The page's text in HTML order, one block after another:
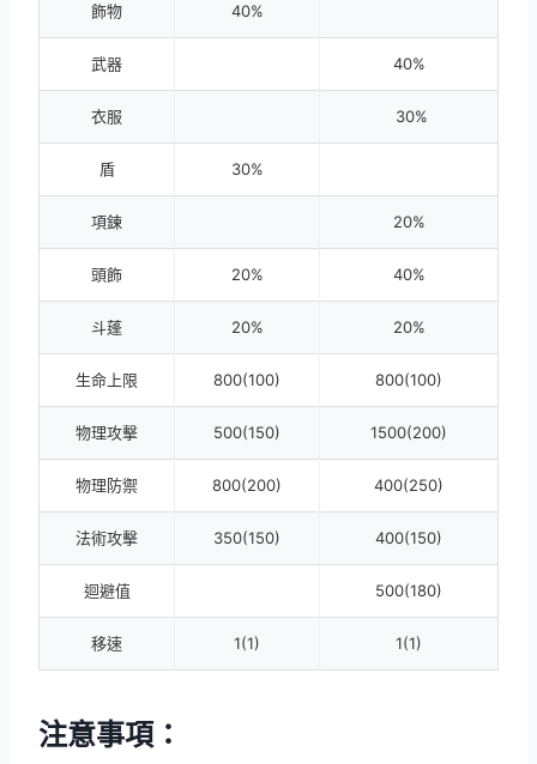
飾物 40%
武器 40%
衣服 30%
盾 30%
項鍊 20%
頭飾 20% 40%
斗蓬 20% 20%
生命上限 800(100) 800(100)
物理攻擊 500(150) 1500(200)
物理防禦 800(200) 400(250)
法術攻擊 350(150) 400(150)
迴避值 500(180)
移速 1(1) 1(1)
注意事項：